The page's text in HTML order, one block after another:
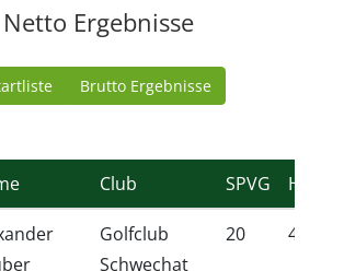
Netto Ergebnisse
Brutto Ergebnisse
Club SPVG HCP
Golfclub
Schwechat
20 44,0